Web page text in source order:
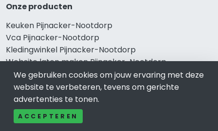
Onze producten
Keuken Pijnacker-Nootdorp
Vca Pijnacker-Nootdorp
Kledingwinkel Pijnacker-Nootdorp
Website laten maken Pijnacker-Nootdorp
Sportschool Pijnacker-Nootdorp
Gewaardeerd
We gebruiken cookies om jouw ervaring met deze
website te verbeteren, tevens om gerichte
advertenties te tonen.
ACCEPTEREN